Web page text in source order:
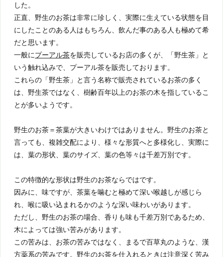
した。
正直、野生のお茶は非常に珍しく、実際に生えている状態を目
にしたことのある人はもちろん、飲んだ事のある人も極めて希
だと思います。
一般にプーアル茶を販売しているお店の多くが、「野生茶」と
いう触れ込みで、プーアル茶を販売しております。
これらの「野生茶」と言う名称で販売されているお茶の多く
は、野生茶ではなく、樹齢百年以上のお茶の木を指しているこ
とが多いようです。
野生のお茶＝茶葉が大きいわけではありません。野生のお茶と
言っても、複雑交配により、様々な形質へと多様化し、実際に
は、葉の形状、葉のサイズ、葉の色等々は千差万別です。
この特徴的な形状は野生のお茶ならではです。
因みに、味ですが、茶葉を噛むと極めて深い喉越しが感じら
れ、喉に吸い込まれるかのような深い味わいがあります。
ただし、野生のお茶の場合、香りも味も千差万別であるため、
木によっては強い苦みがあります。
この苦みは、お茶の苦みではなく、まるで百草丸のような、漢
方薬系の苦みです。野生のお茶を仕入れるときは注意深く苦み